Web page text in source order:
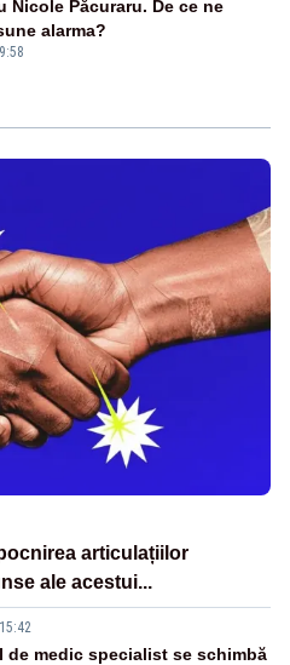
Nicole Păcuraru. De ce ne
alarma?
articulațiilor
ale acestui...
de medic specialist se schimbă